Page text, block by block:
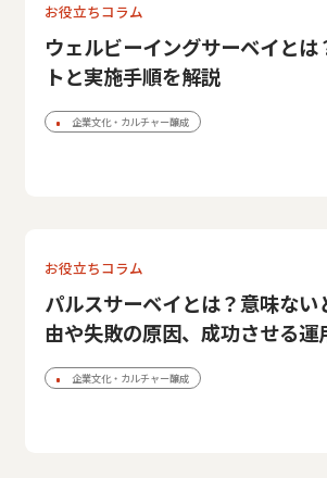
お役立ちコラム
ウェルビーイングサーベイとは
トと実施手順を解説
企業文化・カルチャー醸成
お役立ちコラム
パルスサーベイとは？意味ない
由や失敗の原因、成功させる運
企業文化・カルチャー醸成